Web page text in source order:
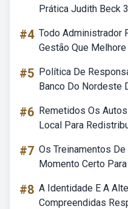
Prática Judith Beck
#4 Todo Administrador
Gestão Que
#5 Política De
Banco Do Nordeste
#6 Remetidos Os
Local Para
#7 Os Treinamentos
Momento Certo
#8 A Identidade E A
Compreendidas